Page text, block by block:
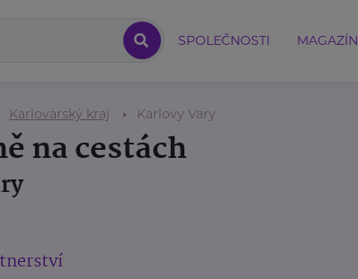
SPOLEČNOSTI MAGAZÍN
Karlovarský kraj Karlovy Vary
na cestách